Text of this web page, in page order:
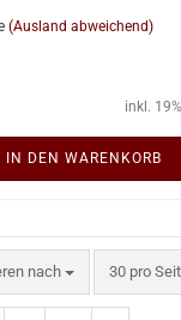
(Ausland abweichend)
inkl.
IN DEN WARENKORB
nach
nach 30 pro
pro Seite